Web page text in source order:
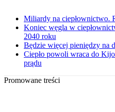
Miliardy na ciepłownictwo.
Koniec węgla w
2040 roku
Będzie więcej pieniędzy na
Ciepło powoli wraca do
prądu
Promowane treści